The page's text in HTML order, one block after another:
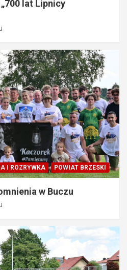
lat Lipnicy
I ROZRYWKA POWIAT BRZESKI
w Buczu